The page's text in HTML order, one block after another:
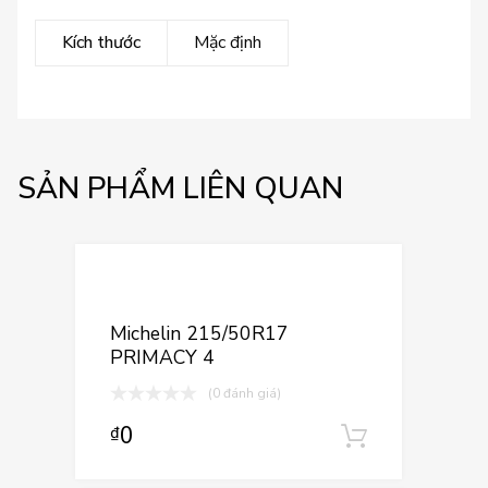
Kích thước Mặc định
SẢN PHẨM LIÊN QUAN
Michelin 215/50R17
PRIMACY 4
(0 đánh giá)
₫0